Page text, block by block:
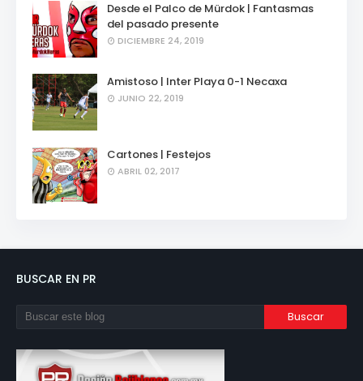
Desde el Palco de Mürdok | Fantasmas
del pasado presente
DICIEMBRE 24, 2019
Amistoso | Inter Playa 0-1 Necaxa
JUNIO 22, 2019
Cartones | Festejos
ABRIL 02, 2017
BUSCAR EN PR